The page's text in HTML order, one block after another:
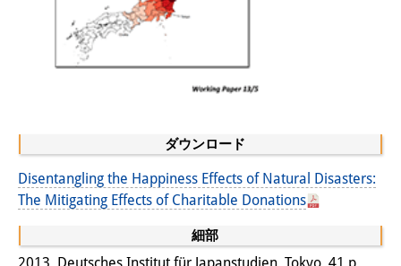
イベント
イベント概要
レクチャーシリーズ
シンポジウム・会議
ワークショップ
ダウンロード
Disentangling the Happiness Effects of Natural Disasters:
The Mitigating Effects of Charitable Donations
細部